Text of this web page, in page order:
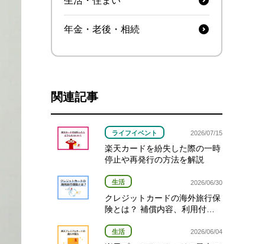
年金・老後・相続
関連記事
ライフイベント 2026/07/15
楽天カードを紛失した際の一時
停止や再発行の方法を解説
生活 2026/06/30
クレジットカードの海外旅行保
険とは？ 補償内容、利用付帯
説生活 2026/06/04